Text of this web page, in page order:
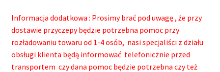
Informacja dodatkowa : Prosimy brać pod uwagę , że przy
dostawie przyczepy będzie potrzebna pomoc przy
rozładowaniu towaru od 1-4 osób, nasi specjaliści z działu
obsługi klienta będą informować telefonicznie przed
transportem czy dana pomoc będzie potrzebna czy też